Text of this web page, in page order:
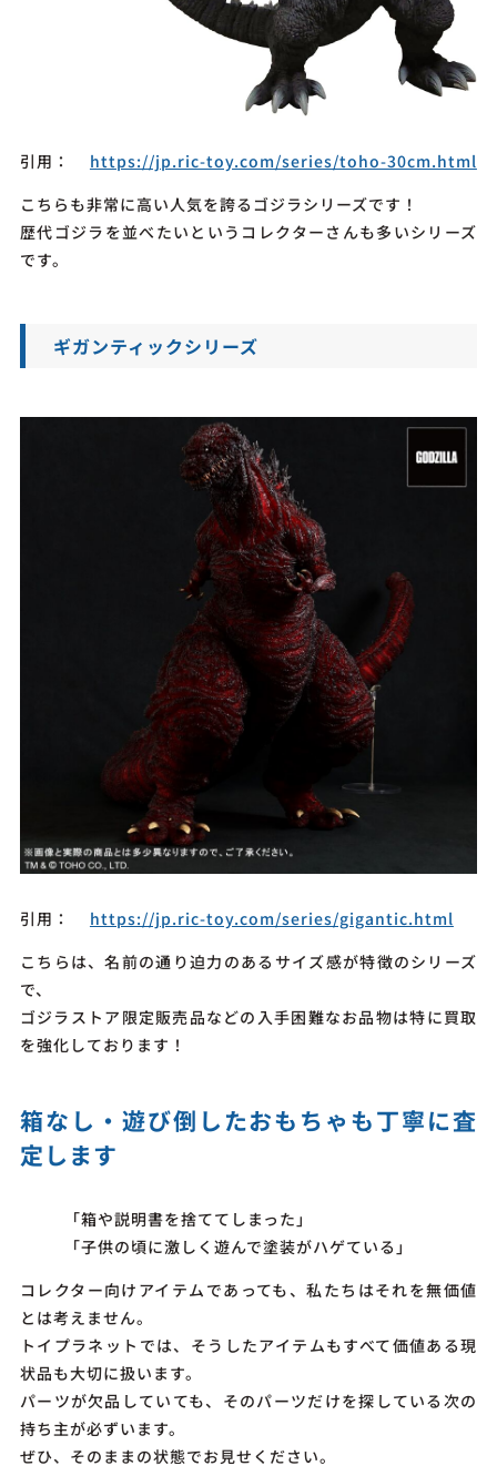
引用：
https://jp.ric-toy.com/series/toho-30cm.html
こちらも非常に高い人気を誇るゴジラシリーズです！
歴代ゴジラを並べたいというコレクターさんも多いシリーズ
です。
ギガンティックシリーズ
引用：
https://jp.ric-toy.com/series/gigantic.html
こちらは、名前の通り迫力のあるサイズ感が特徴のシリーズ
で、
ゴジラストア限定販売品などの入手困難なお品物は特に買取
を強化しております！
箱なし・遊び倒したおもちゃも丁寧に査
定します
「箱や説明書を捨ててしまった」
「子供の頃に激しく遊んで塗装がハゲている」
コレクター向けアイテムであっても、私たちはそれを無価値
とは考えません。
トイプラネットでは、そうしたアイテムもすべて価値ある現
状品も大切に扱います。
パーツが欠品していても、そのパーツだけを探している次の
持ち主が必ずいます。
ぜひ、そのままの状態でお見せください。